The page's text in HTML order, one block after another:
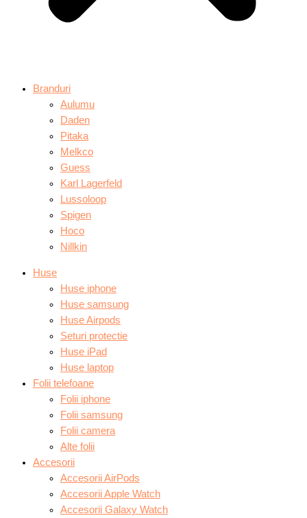
Branduri
Aulumu
Daden
Pitaka
Melkco
Guess
Karl Lagerfeld
Lussoloop
Spigen
Hoco
Nillkin
Huse
Huse iphone
Huse samsung
Huse Airpods
Seturi protectie
Huse iPad
Huse laptop
Folii telefoane
Folii iphone
Folii samsung
Folii camera
Alte folii
Accesorii
Accesorii AirPods
Accesorii Apple Watch
Accesorii Galaxy Watch